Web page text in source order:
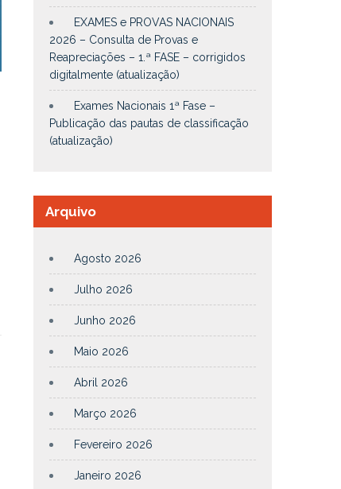
EXAMES e PROVAS NACIONAIS
2026 – Consulta de Provas e
Reapreciações – 1.ª FASE – corrigidos
digitalmente (atualização)
Exames Nacionais 1ª Fase –
Publicação das pautas de classificação
(atualização)
Arquivo
Agosto 2026
Julho 2026
Junho 2026
Maio 2026
Abril 2026
Março 2026
Fevereiro 2026
Janeiro 2026